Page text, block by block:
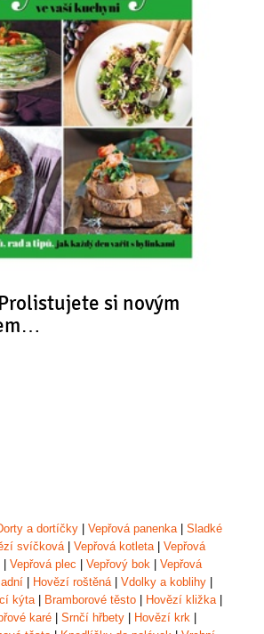
si novým
a dortíčky Vepřová panenka| Sladké
svíčková| Vepřová kotleta| Vepřová
Vepřová plec Vepřový bok
Vepřová
Hovězí roštěná| Vdolky a koblihy
kýta| Bramborové těsto Hovězí kližka|
karé Srnčí hřbety Hovězí krk